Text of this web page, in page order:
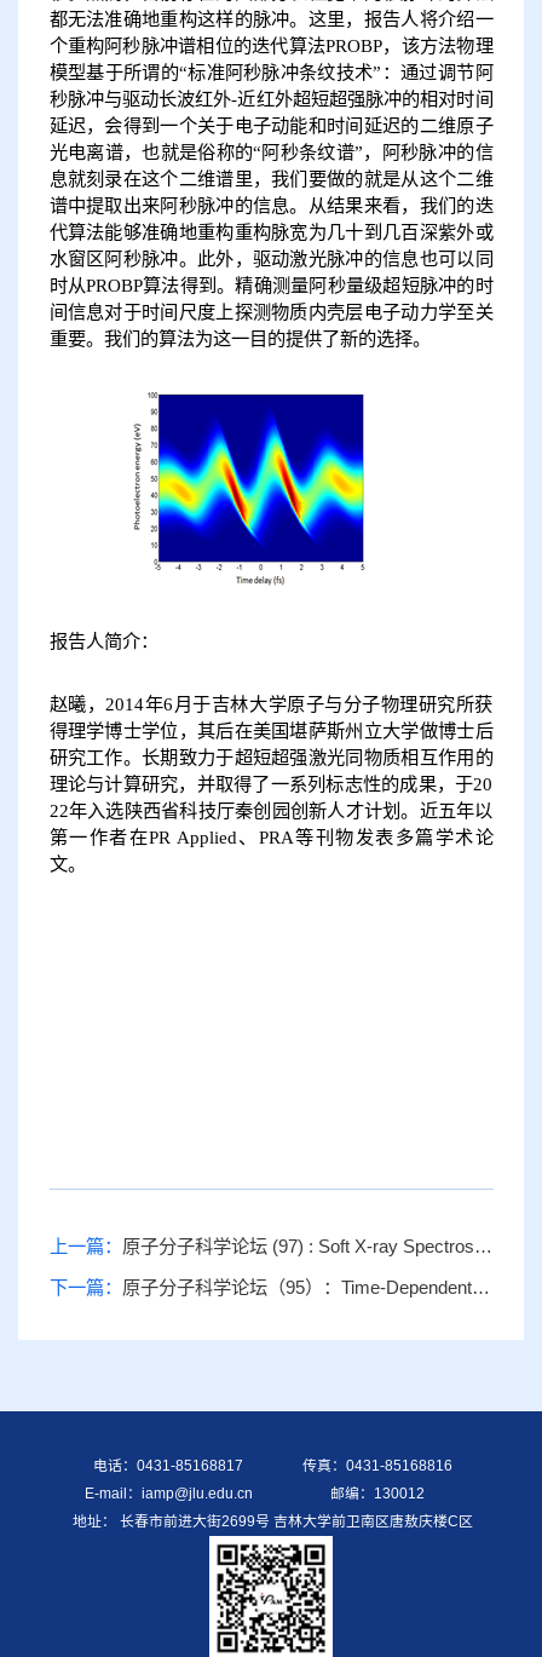
都无法准确地重构这样的脉冲。这里，报告人将介绍一
个重构阿秒脉冲谱相位的迭代算法PROBP，该方法物理
模型基于所谓的“标准阿秒脉冲条纹技术”：通过调节阿
秒脉冲与驱动长波红外-近红外超短超强脉冲的相对时间
延迟，会得到一个关于电子动能和时间延迟的二维原子
光电离谱，也就是俗称的“阿秒条纹谱”，阿秒脉冲的信
息就刻录在这个二维谱里，我们要做的就是从这个二维
谱中提取出来阿秒脉冲的信息。从结果来看，我们的迭
代算法能够准确地重构重构脉宽为几十到几百深紫外或
水窗区阿秒脉冲。此外，驱动激光脉冲的信息也可以同
时从PROBP算法得到。精确测量阿秒量级超短脉冲的时
间信息对于时间尺度上探测物质内壳层电子动力学至关
重要。我们的算法为这一目的提供了新的选择。
报告人简介：
赵曦，2014年6月于吉林大学原子与分子物理研究所获
得理学博士学位，其后在美国堪萨斯州立大学做博士后
研究工作。长期致力于超短超强激光同物质相互作用的
理论与计算研究，并取得了一系列标志性的成果，于20
22年入选陕西省科技厅秦创园创新人才计划。近五年以
第一作者在PR Applied、 PRA等刊物发表多篇学术论
文。
上一篇： 原子分子科学论坛 (97) : Soft X-ray Spectroscopy of Liquid Samples Utilizing Modern Light Sources
下一篇： 原子分子科学论坛（95）：Time-Dependent Density Functional Theory (TDDFT) Meets Excitons
电话：0431-85168817
传真：0431-85168816
E-mail：iamp@jlu.edu.cn
邮编：130012
地址： 长春市前进大街2699号 吉林大学前卫南区唐敖庆楼C区